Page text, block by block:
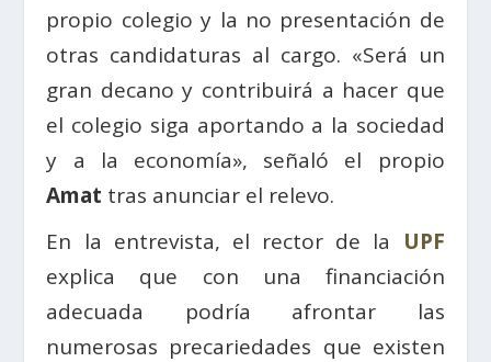
propio colegio y la no presentación de
otras candidaturas al cargo. «Será un
gran decano y contribuirá a hacer que
el colegio siga aportando a la sociedad
y a la economía», señaló el propio
Amat tras anunciar el relevo.
En la entrevista, el rector de la UPF
explica que con una financiación
adecuada podría afrontar las
numerosas precariedades que existen